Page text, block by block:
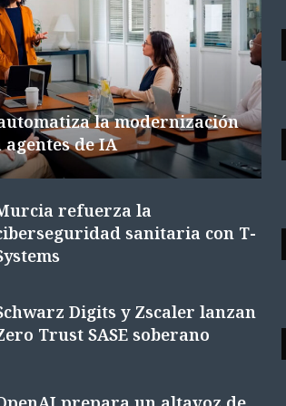
europeas facturan
de la IA
2026 6 MINS. LECTURA
la modernización
agentes de IA
refuerza la
sanitaria con T-
Digits y Zscaler lanzan
Trust SASE soberano